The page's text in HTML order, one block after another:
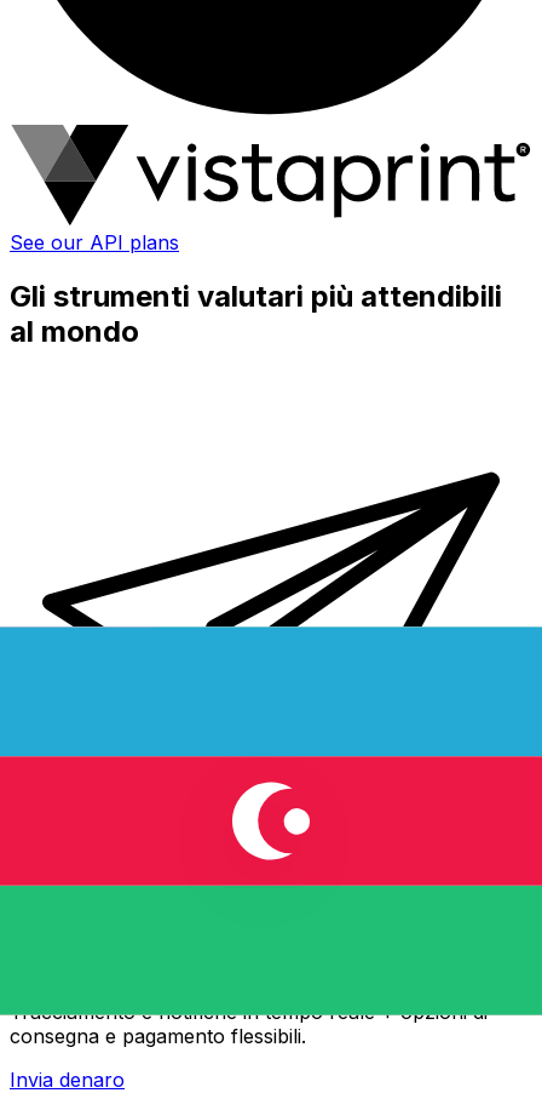
See our API plans
Gli strumenti valutari più attendibili
al mondo
Tracciamento e notifiche in tempo reale + opzioni di
consegna e pagamento flessibili.
Invia denaro